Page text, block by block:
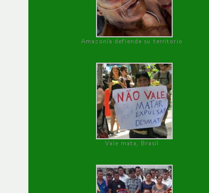
Amazonía defiende su territorio
Vale mata, Brasil